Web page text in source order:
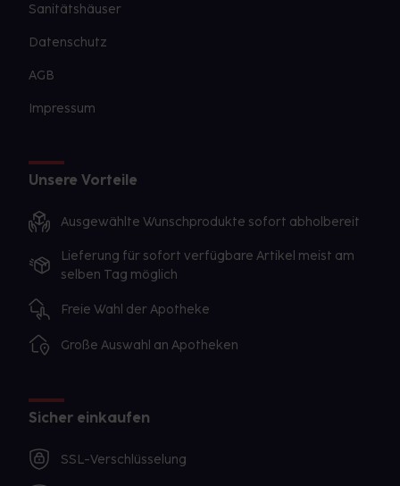
Sanitätshäuser
Datenschutz
AGB
Impressum
Unsere Vorteile
Ausgewählte Wunschprodukte sofort abholbereit
Lieferung für sofort verfügbare Artikel meist am
selben Tag möglich
Freie Wahl der Apotheke
Große Auswahl an Apotheken
Sicher einkaufen
SSL-Verschlüsselung